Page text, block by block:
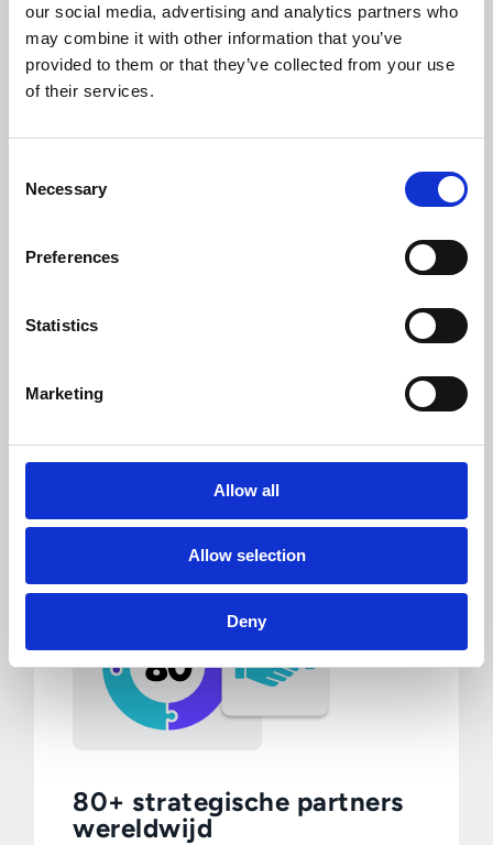
our social media, advertising and analytics partners who
may combine it with other information that you’ve
provided to them or that they’ve collected from your use
of their services.
Selection
Necessary
Preferences
Statistics
Marketing
Allow all
Allow selection
Deny
3.000+ klanten in 100+
landen
Wereldwijd actief met
niveau.
80+ strategische partners
wereldwijd